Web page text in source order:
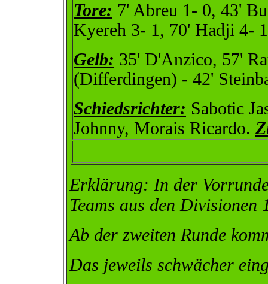
Tore: 7' Abreu 1- 0, 43'
Kyereh 3- 1, 70' Hadji 4-
Gelb: 35' D'Anzico, 57'
(Differdingen) - 42'
Schiedsrichter: Sabotic
Johnny, Morais Ricardo.
Erklärung: In der
Teams aus den Divisionen
Ab der zweiten Runde
Das jeweils schwächer